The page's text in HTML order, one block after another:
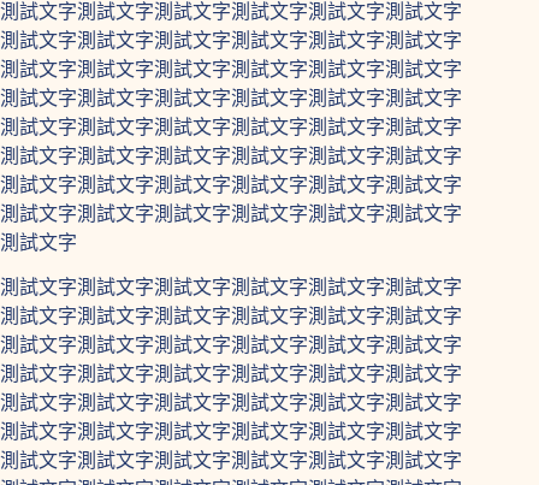
品)
數
量
測試文字測試文字測試文字測試文字測試文字測試文字
測試文字測試文字測試文字測試文字測試文字測試文字
測試文字測試文字測試文字測試文字測試文字測試文字
測試文字測試文字測試文字測試文字測試文字測試文字
測試文字測試文字測試文字測試文字測試文字測試文字
測試文字測試文字測試文字測試文字測試文字測試文字
測試文字測試文字測試文字測試文字測試文字測試文字
測試文字測試文字測試文字測試文字測試文字測試文字
測試文字
測試文字測試文字測試文字測試文字測試文字測試文字
測試文字測試文字測試文字測試文字測試文字測試文字
測試文字測試文字測試文字測試文字測試文字測試文字
測試文字測試文字測試文字測試文字測試文字測試文字
測試文字測試文字測試文字測試文字測試文字測試文字
測試文字測試文字測試文字測試文字測試文字測試文字
測試文字測試文字測試文字測試文字測試文字測試文字